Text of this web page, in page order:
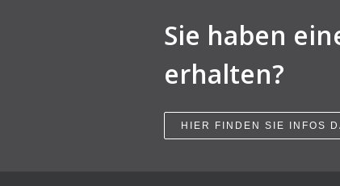
Sie haben
erhalten?
HIER FINDEN SIE INFOS